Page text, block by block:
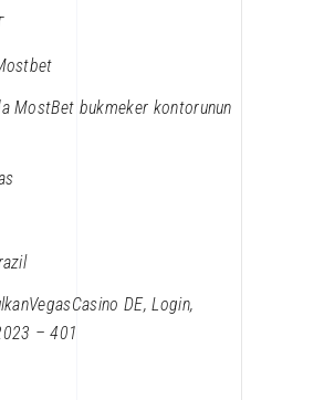
MostBet bukmeker kontorunun
DE, Login,
– 401